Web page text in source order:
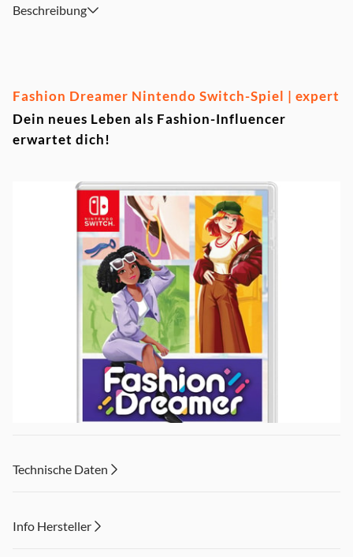
Beschreibung
Fashion Dreamer Nintendo Switch-Spiel | expert
Dein neues Leben als Fashion-Influencer
erwartet dich!
Technische Daten
Info Hersteller